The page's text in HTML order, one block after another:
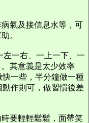
氣及接信息水等，可
。
左一右、一上一下、一
其意義是太少效率
一些，半分鐘做一種
作則可，做習慣後差
要輕輕鬆鬆，面帶笑